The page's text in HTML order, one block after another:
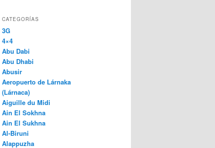
CATEGORÍAS
3G
4×4
Abu Dabi
Abu Dhabi
Abusir
Aeropuerto de Lárnaka
(Lárnaca)
Aiguille du Midi
Ain El Sokhna
Ain El Sukhna
Al-Biruni
Alappuzha